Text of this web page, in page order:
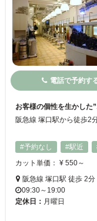
電話で予約す
お客様の個性を生かし
#予約なし
#駅近
カット単価： ¥ 550～
阪急線 塚口駅 徒歩 2分
09:30～19:00
定休日： 月曜日